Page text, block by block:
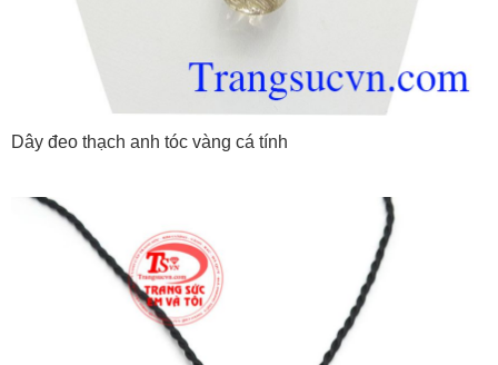
Dây đeo thạch anh tóc vàng cá tính